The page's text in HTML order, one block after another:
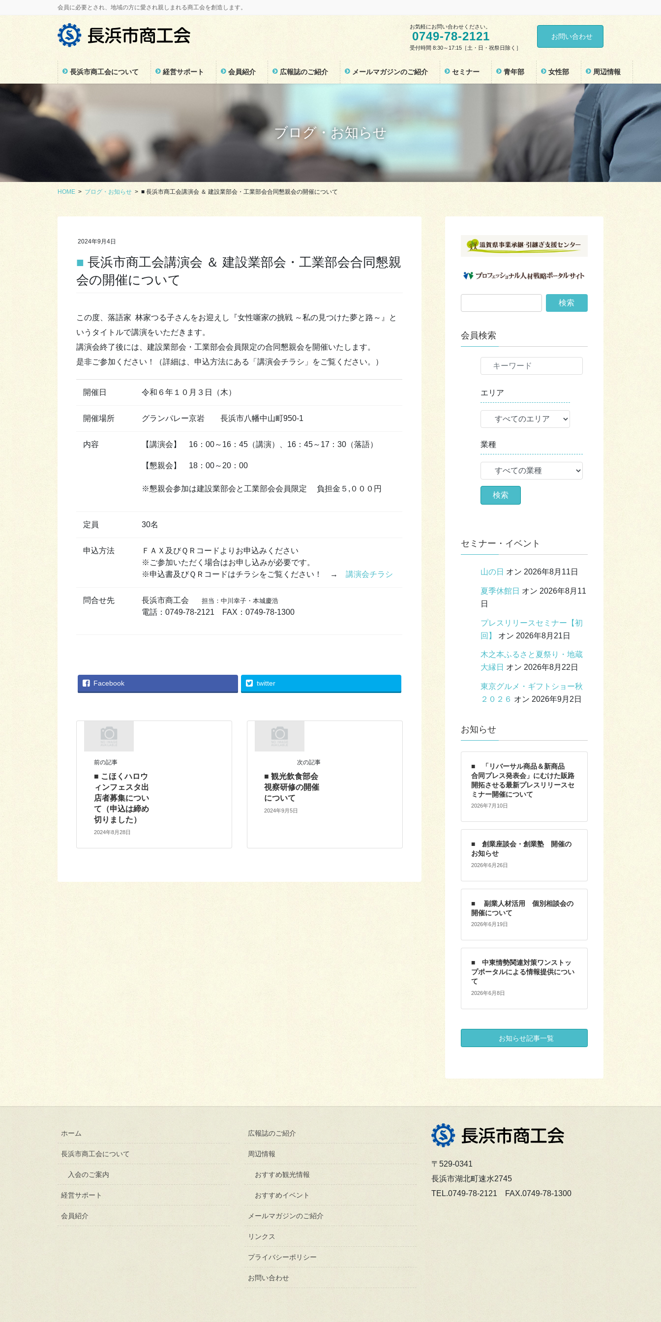
ン
動
ビ
に
会員に必要とされ、地域の方に愛され親しまれる商工会を創造します。
お気軽にお問い合わせください。
0749-78-2121
受付時間 8:30～17:15［土・日・祝祭日除く］
お問い合わせ
長浜市商工会について 経営サポート 会員紹介 広報誌のご紹介 メールマガジンのご紹介 セミナー 青年部 女性部 周辺情報
ブログ・お知らせ
HOME ブログ・お知らせ ■ 長浜市商工会講演会 ＆ 建設業部会・工業部会合同懇親会の開催について
2024年9月4日
■ 長浜市商工会講演会 ＆ 建設業部会・工業部会合同懇親
会の開催について
この度、落語家 林家つる子さんをお迎えし『女性噺家の挑戦 ～私の見つけた夢と路～』と
いうタイトルで講演をいただきます。
講演会終了後には、建設業部会・工業部会会員限定の合同懇親会を開催いたします。
是非ご参加ください！（詳細は、申込方法にある「講演会チラシ」をご覧ください。）
開催日 令和６年１０月３日（木）
開催場所 グランパレー京岩 長浜市八幡中山町950-1
内容 【講演会】 16：00～16：45（講演）、16：45～17：30（落語）
【懇親会】 18：00～20：00
※懇親会参加は建設業部会と工業部会会員限定 負担金５,０００円
定員 30名
申込方法
ＦＡＸ及びＱＲコードよりお申込みください
※ご参加いただく場合はお申し込みが必要です。
※申込書及びＱＲコードはチラシをご覧ください！ →講演会チラシ
問合せ先 長浜市商工会 担当：中川幸子・本城慶浩
電話：0749-78-2121 FAX：0749-78-1300
Facebook twitter
前の記事
■ こほくハロウ
ィンフェスタ出
店者募集につい
て（申込は締め
切りました）
2024年8月28日
次の記事
■ 観光飲食部会
視察研修の開催
について
2024年9月5日
会員検索
エリア
業種
セミナー・イベント
山の日 オン 2026年8月11日
夏季休館日 オン 2026年8月11
日
プレスリリースセミナー【初
回】
オン 2026年8月21日
木之本ふるさと夏祭り・地蔵
大縁日 オン 2026年8月22日
東京グルメ・ギフトショー秋
２０２６ オン 2026年9月2日
お知らせ
■ 「リバーサル商品＆新商品
合同プレス発表会」にむけた販路
開拓させる最新プレスリリースセ
ミナー開催について
2026年7月10日
■ 創業座談会・創業塾 開催の
お知らせ
2026年6月26日
■ 副業人材活用 個別相談会の
開催について
2026年6月19日
■ 中東情勢関連対策ワンストッ
プポータルによる情報提供につい
て
2026年6月8日
お知らせ記事一覧
ホーム
長浜市商工会について
入会のご案内
経営サポート
会員紹介
広報誌のご紹介
周辺情報
おすすめ観光情報
おすすめイベント
メールマガジンのご紹介
リンクス
プライバシーポリシー
お問い合わせ
〒529-0341
長浜市湖北町速水2745
TEL.0749-78-2121 FAX.0749-78-1300